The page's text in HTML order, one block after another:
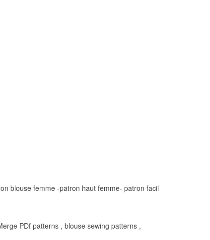
blouse femme -patron haut femme- patron facil
PDf patterns , blouse sewing patterns ,